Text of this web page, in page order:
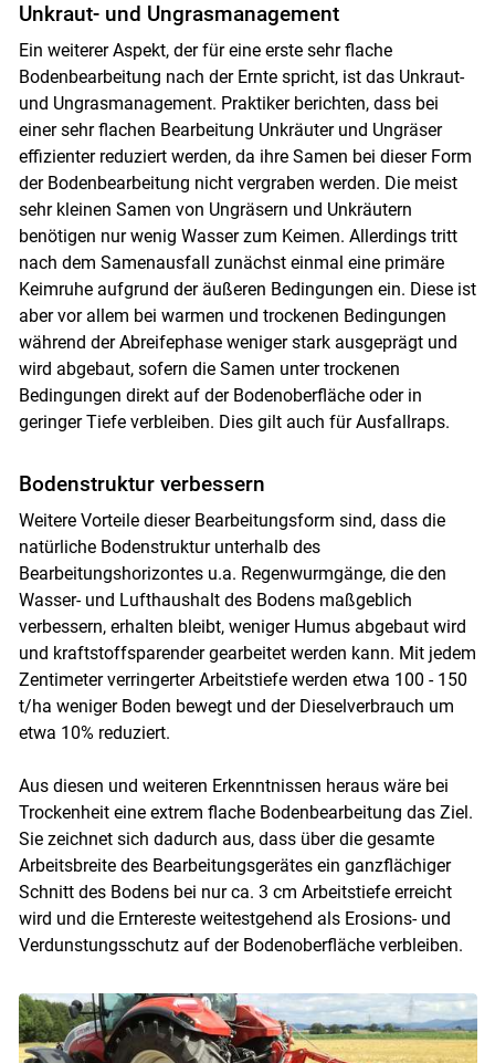
Unkraut- und Ungrasmanagement
Ein weiterer Aspekt, der für eine erste sehr flache
Bodenbearbeitung nach der Ernte spricht, ist das Unkraut-
und Ungrasmanagement. Praktiker berichten, dass bei
einer sehr flachen Bearbeitung Unkräuter und Ungräser
effizienter reduziert werden, da ihre Samen bei dieser Form
der Bodenbearbeitung nicht vergraben werden. Die meist
sehr kleinen Samen von Ungräsern und Unkräutern
benötigen nur wenig Wasser zum Keimen. Allerdings tritt
nach dem Samenausfall zunächst einmal eine primäre
Keimruhe aufgrund der äußeren Bedingungen ein. Diese ist
aber vor allem bei warmen und trockenen Bedingungen
während der Abreifephase weniger stark ausgeprägt und
wird abgebaut, sofern die Samen unter trockenen
Bedingungen direkt auf der Bodenoberfläche oder in
geringer Tiefe verbleiben. Dies gilt auch für Ausfallraps.
Bodenstruktur verbessern
Weitere Vorteile dieser Bearbeitungsform sind, dass die
natürliche Bodenstruktur unterhalb des
Bearbeitungshorizontes u.a. Regenwurmgänge, die den
Wasser- und Lufthaushalt des Bodens maßgeblich
verbessern, erhalten bleibt, weniger Humus abgebaut wird
und kraftstoffsparender gearbeitet werden kann. Mit jedem
Zentimeter verringerter Arbeitstiefe werden etwa 100 - 150
t/ha weniger Boden bewegt und der Dieselverbrauch um
etwa 10% reduziert.
Aus diesen und weiteren Erkenntnissen heraus wäre bei
Trockenheit eine extrem flache Bodenbearbeitung das Ziel.
Sie zeichnet sich dadurch aus, dass über die gesamte
Arbeitsbreite des Bearbeitungsgerätes ein ganzflächiger
Schnitt des Bodens bei nur ca. 3 cm Arbeitstiefe erreicht
wird und die Erntereste weitestgehend als Erosions- und
Verdunstungsschutz auf der Bodenoberfläche verbleiben.